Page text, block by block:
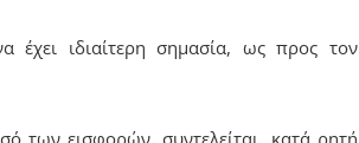
ιδιαίτερη σημασία, ως προς τον
των εισφορών, συντελείται, κατά ρητή